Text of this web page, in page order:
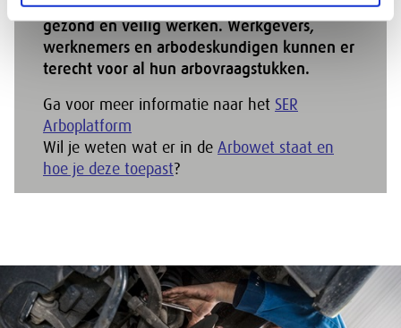
centrale punt van sociale partners over
gezond en veilig werken. Werkgevers,
werknemers en arbodeskundigen kunnen er
terecht voor al hun arbovraagstukken.
Ga voor meer informatie naar het SER
Arboplatform
Wil je weten wat er in de Arbowet staat en
hoe je deze toepast?